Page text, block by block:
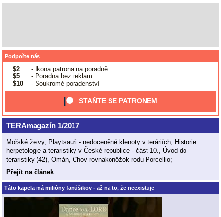
Podpořte nás
$2
- Ikona patrona na poradně
$5
- Poradna bez reklam
$10
- Soukromé poradenství
STAŇTE SE PATRONEM
TERAmagazín 1/2017
Mořské želvy, Playtsauři - nedoceněné klenoty v teráriích, Historie
herpetologie a teraristiky v České republice - část 10., Úvod do
teraristiky (42), Omán, Chov rovnakonôžok rodu Porcellio;
Přejít na článek
Táto kapela má milióny fanúšikov - až na to, že neexistuje